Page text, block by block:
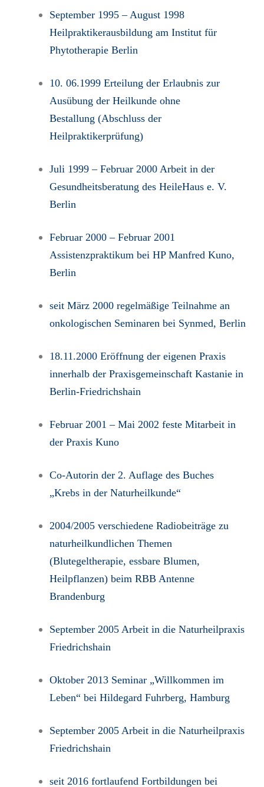
September 1995 – August 1998
Heilpraktikerausbildung am Institut für
Phytotherapie Berlin
10. 06.1999 Erteilung der Erlaubnis zur
Ausübung der Heilkunde ohne
Bestallung (Abschluss der
Heilpraktikerprüfung)
Juli 1999 – Februar 2000 Arbeit in der
Gesundheitsberatung des HeileHaus e. V.
Berlin
Februar 2000 – Februar 2001
Assistenzpraktikum bei HP Manfred Kuno,
Berlin
seit März 2000 regelmäßige Teilnahme an
onkologischen Seminaren bei Synmed, Berlin
18.11.2000 Eröffnung der eigenen Praxis
innerhalb der Praxisgemeinschaft Kastanie in
Berlin-Friedrichshain
Februar 2001 – Mai 2002 feste Mitarbeit in
der Praxis Kuno
Co-Autorin der 2. Auflage des Buches
„Krebs in der Naturheilkunde“
2004/2005 verschiedene Radiobeiträge zu
naturheilkundlichen Themen
(Blutegeltherapie, essbare Blumen,
Heilpflanzen) beim RBB Antenne
Brandenburg
September 2005 Arbeit in die Naturheilpraxis
Friedrichshain
Oktober 2013 Seminar „Willkommen im
Leben“ bei Hildegard Fuhrberg, Hamburg
September 2005 Arbeit in die Naturheilpraxis
Friedrichshain
seit 2016 fortlaufend Fortbildungen bei